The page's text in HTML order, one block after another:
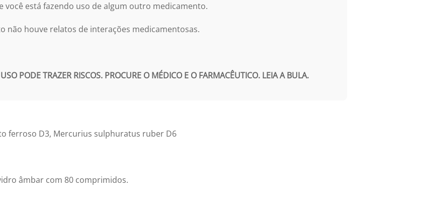
está fazendo uso de algum outro medicamento.
não houve relatos de interações medicamentosas.
PODE TRAZER RISCOS. PROCURE O MÉDICO E O FARMACÊUTICO. LEIA A BULA.
ferroso D3, Mercurius sulphuratus ruber D6
âmbar com 80 comprimidos.